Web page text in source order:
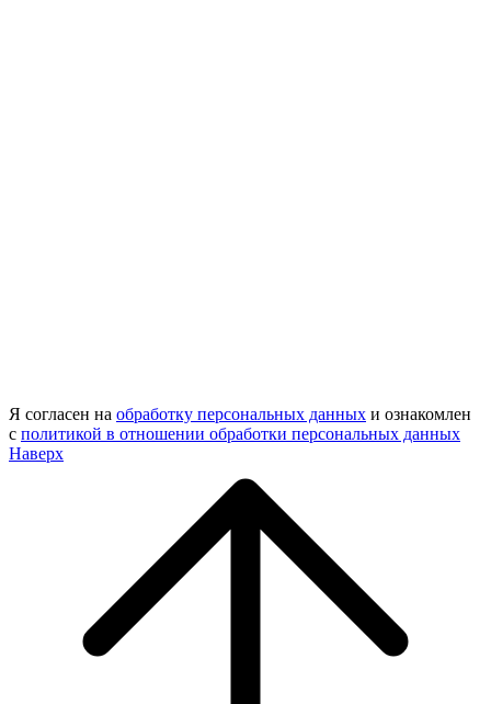
Я согласен на обработку персональных данных и ознакомлен
с политикой в отношении обработки персональных данных
Наверх